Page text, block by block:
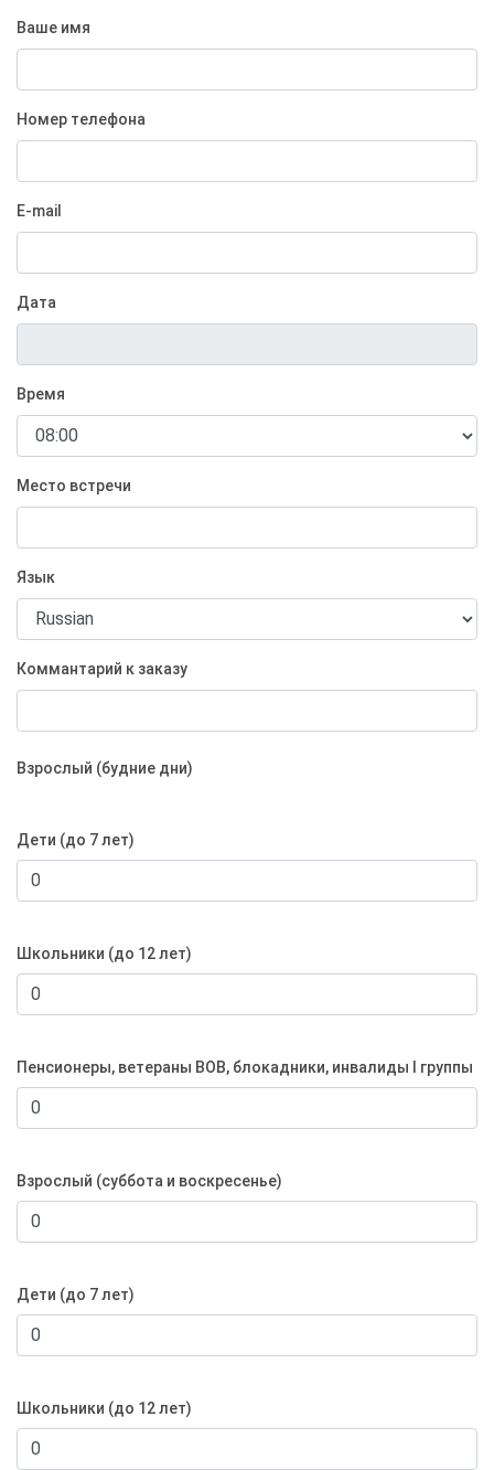
Ваше имя
Номер телефона
E-mail
Дата
Время
Место встречи
Язык
Коммантарий к заказу
Взрослый (будние дни)
Дети (до 7 лет)
Школьники (до 12 лет)
Пенсионеры, ветераны ВОВ, блокадники, инвалиды I группы
Взрослый (суббота и воскресенье)
Дети (до 7 лет)
Школьники (до 12 лет)